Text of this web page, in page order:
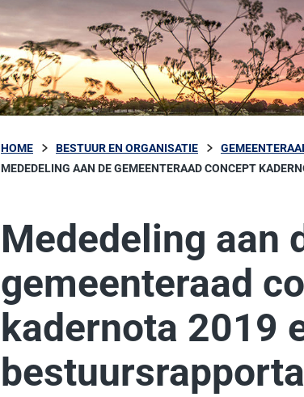
HOME BESTUUR EN ORGANISATIE
MEDEDELING AAN DE GEMEENTERAAD CONCEPT
Mededeling aan
gemeenteraad
kadernota 2019